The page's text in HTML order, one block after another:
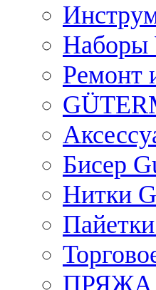
Наборы
Ремонт
Бисер
Нитки
ПРЯЖА